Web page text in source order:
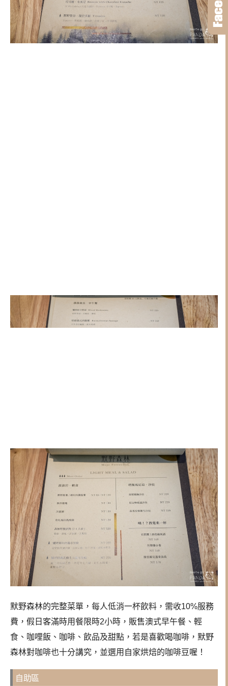
默野森林的完整菜單，每人低消一杯飲料，需收10%服務
費，假日客滿時用餐限時2小時，販售澳式早午餐、輕
食、咖哩飯、咖啡、飲品及甜點，若是喜歡喝咖啡，默野
森林對咖啡也十分講究，並選用自家烘焙的咖啡豆喔！
自助區